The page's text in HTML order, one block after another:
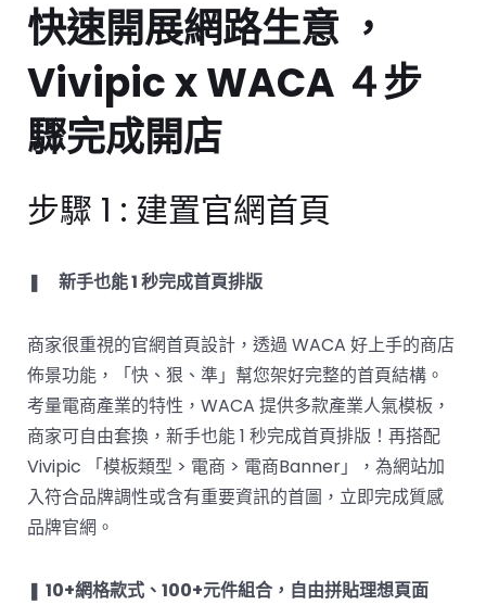
快速開展網路生意 ，
Vivipic x WACA ４步
驟完成開店
步驟 1 : 建置官網首頁
❚ 新手也能 1 秒完成首頁排版
商家很重視的官網首頁設計，透過 WACA 好上手的商店
佈景功能，「快、狠、準」幫您架好完整的首頁結構。
考量電商產業的特性，WACA 提供多款產業人氣模板，
商家可自由套換，新手也能 1 秒完成首頁排版！再搭配
Vivipic 「模板類型 > 電商 > 電商Banner」，為網站加
入符合品牌調性或含有重要資訊的首圖，立即完成質感
品牌官網。
❚ 10+網格款式、100+元件組合，自由拼貼理想頁面